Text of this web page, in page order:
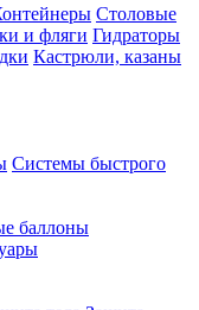
Столовые
и фляги Гидраторы
Кастрюли, казаны
Системы быстрого
баллоны